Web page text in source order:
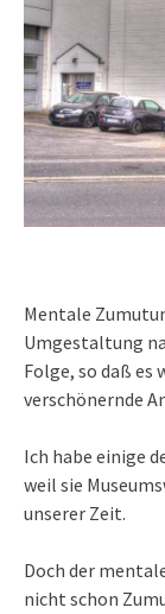
Mentale
Umgestaltung
Folge, so daß es
verschönernde
Ich habe einige
weil sie
unserer Zeit.
Doch der
nicht schon